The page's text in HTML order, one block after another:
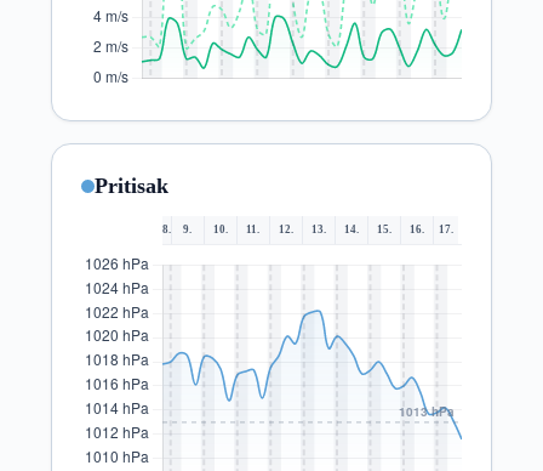
Pritisak
8. 9. 10. 11. 12. 13. 14. 15. 16. 17.